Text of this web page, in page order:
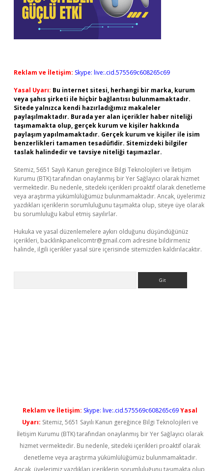
Reklam ve İletişim: Skype: live:.cid.575569c608265c69
Yasal Uyarı: Bu internet sitesi, herhangi bir marka, kurum
veya şahıs şirketi ile hiçbir bağlantısı bulunmamaktadır.
Sitede yalnızca kendi hazırladığımız makaleler
paylaşılmaktadır. Burada yer alan içerikler haber niteliği
taşımamakta olup, gerçek kurum ve kişiler hakkında
paylaşım yapılmamaktadır. Gerçek kurum ve kişiler ile isim
benzerlikleri tamamen tesadüfidir. Sitemizdeki bilgiler
taslak halindedir ve tavsiye niteliği taşımazlar.
Sitemiz, 5651 Sayılı Kanun gereğince Bilgi Teknolojileri ve İletişim
Kurumu (BTK) tarafından onaylanmış bir Yer Sağlayıcı olarak hizmet
vermektedir. Bu nedenle, sitedeki içerikleri proaktif olarak denetleme
veya araştırma yükümlülüğümüz bulunmamaktadır. Ancak, üyelerimiz
yazdıkları içeriklerin sorumluluğunu taşımakta olup, siteye üye olarak
bu sorumluluğu kabul etmiş sayılırlar.
Hukuka ve yasal düzenlemelere aykırı olduğunu düşündüğünüz
içerikleri, backlinkpanelicomtr@gmail.com adresine bildirmeniz
halinde, ilgili içerikler yasal süre içerisinde sitemizden kaldırılacaktır.
Reklam ve İletişim: Skype: live:.cid.575569c608265c69Yasal
Uyarı: Sitemiz, 5651 Sayılı Kanun gereğince Bilgi Teknolojileri ve
İletişim Kurumu (BTK) tarafından onaylanmış bir Yer Sağlayıcı olarak
hizmet vermektedir. Bu nedenle, sitedeki içerikleri proaktif olarak
denetleme veya araştırma yükümlülüğümüz bulunmamaktadır.
Ancak, üyelerimiz yazdıkları içeriklerin sorumluluğunu taşımakta olup,